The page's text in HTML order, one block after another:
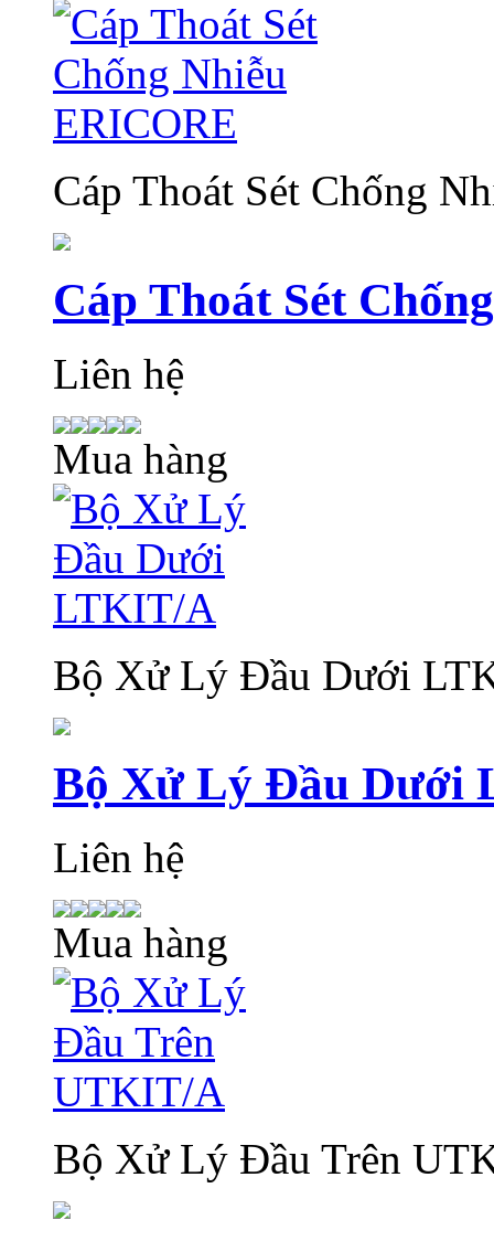
Cáp Thoát Sét Chống
Cáp Thoát Sét
Liên hệ
Mua hàng
Bộ Xử Lý Đầu Dưới
Bộ Xử Lý Đầu Dưới
Liên hệ
Mua hàng
Bộ Xử Lý Đầu Trên